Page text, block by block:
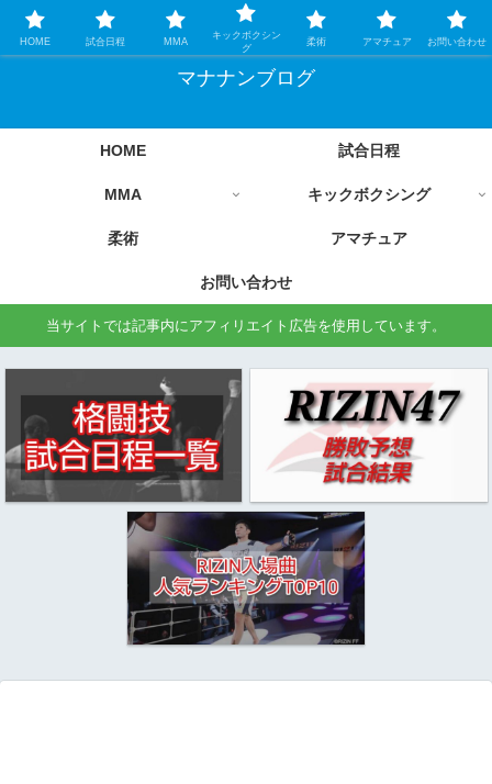
格闘技情報を中心に毎日更新します
マナナンブログ
HOME 試合日程
MMA キックボクシング
柔術 アマチュア
お問い合わせ
当サイトでは記事内にアフィリエイト広告を使用しています。
HOME 試合日程 MMA
キックボクシン
グ
柔術 アマチュア お問い合わせ